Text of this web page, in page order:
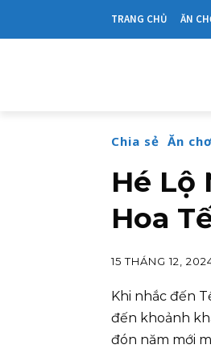
TRANG CHỦ ĂN
Chia sẻ Ăn
Hé
Hoa
15 THÁNG 12,
Khi nhắc đến
đến khoảnh
đón năm mới